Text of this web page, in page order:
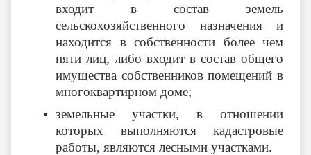
входит в состав земель
сельскохозяйственного назначения и
находится в собственности более чем
пяти лиц, либо входит в состав общего
имущества собственников помещений в
многоквартирном доме;
земельные участки, в отношении
которых выполняются кадастровые
работы, являются лесными участками.